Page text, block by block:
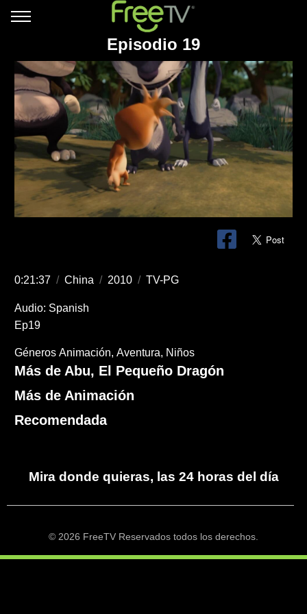
Episodio 19
0:21:37 / China / 2010 / TV-PG
Audio: Spanish
Ep19
Géneros Animación Aventura Niños
Más de Abu, El Pequeño Dragón
Más de Animación
Recomendada
Mira donde quieras, las 24 horas del día
© 2026 FreeTV Reservados todos los derechos.